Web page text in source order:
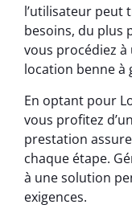
l’utilisateur peut
besoins, du plus
vous procédiez
location benne à
En optant pour
vous profitez
prestation
chaque étape.
à une solution
exigences.